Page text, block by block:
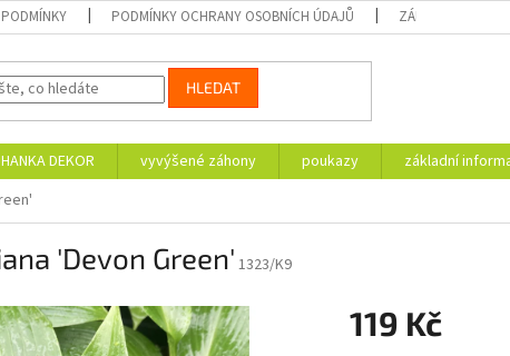
PODMÍNKY OCHRANY OSOBNÍCH ÚDAJŮ ZÁKLADNÍ
HLEDAT
DEKOR vyvýšené záhony poukazy základní
'Devon Green' 1323/K9
119 Kč